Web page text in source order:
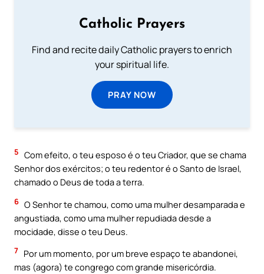
Catholic Prayers
Find and recite daily Catholic prayers to enrich
your spiritual life.
PRAY NOW
5 Com efeito, o teu esposo é o teu Criador, que se chama
Senhor dos exércitos; o teu redentor é o Santo de Israel,
chamado o Deus de toda a terra.
6 O Senhor te chamou, como uma mulher desamparada e
angustiada, como uma mulher repudiada desde a
mocidade, disse o teu Deus.
7 Por um momento, por um breve espaço te abandonei,
mas (agora) te congrego com grande misericórdia.